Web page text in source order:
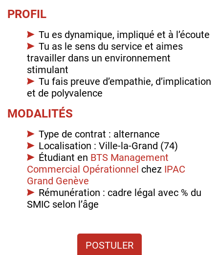
PROFIL
Tu es dynamique, impliqué et à l’écoute
Tu as le sens du service et aimes
travailler dans un environnement
stimulant
Tu fais preuve d’empathie, d’implication
et de polyvalence
MODALITÉS
Type de contrat : alternance
Localisation : Ville-la-Grand (74)
Étudiant en BTS Management
Commercial Opérationnel chez IPAC
Grand Genève
Rémunération : cadre légal avec % du
SMIC selon l’âge
POSTULER